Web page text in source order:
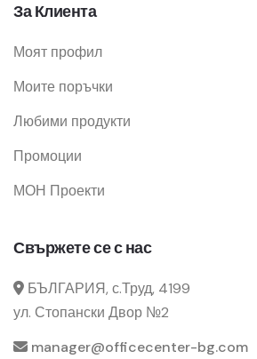
За Клиента
Моят профил
Моите поръчки
Любими продукти
Промоции
МОН Проекти
Свържете се с нас
БЪЛГАРИЯ, с.Труд, 4199
ул. Стопански Двор №2
manager@officecenter-bg.com